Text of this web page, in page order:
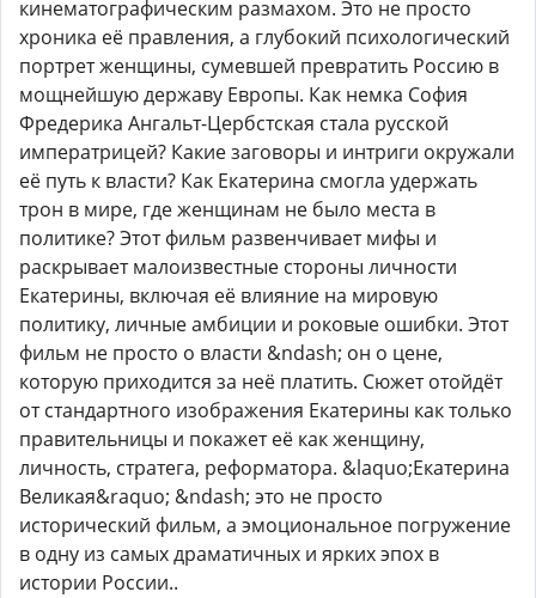
кинематографическим размахом. Это не просто
хроника её правления, а глубокий психологический
портрет женщины, сумевшей превратить Россию в
мощнейшую державу Европы. Как немка София
Фредерика Ангальт-Цербстская стала русской
императрицей? Какие заговоры и интриги окружали
её путь к власти? Как Екатерина смогла удержать
трон в мире, где женщинам не было места в
политике? Этот фильм развенчивает мифы и
раскрывает малоизвестные стороны личности
Екатерины, включая её влияние на мировую
политику, личные амбиции и роковые ошибки. Этот
фильм не просто о власти &ndash; он о цене,
которую приходится за неё платить. Сюжет отойдёт
от стандартного изображения Екатерины как только
правительницы и покажет её как женщину,
личность, стратега, реформатора. &laquo;Екатерина
Великая&raquo; &ndash; это не просто
исторический фильм, а эмоциональное погружение
в одну из самых драматичных и ярких эпох в
истории России..